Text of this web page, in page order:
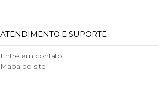
ATENDIMENTO E SUPORTE
Entre em contato
Mapa do site